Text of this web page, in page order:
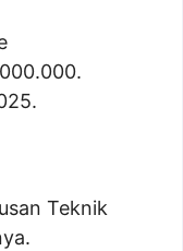
.
Teknik